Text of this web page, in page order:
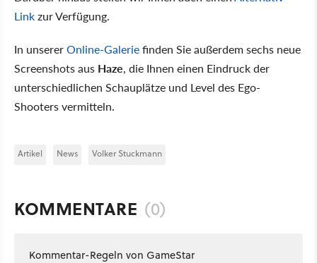
Linkzur Verfügung.
In unsererOnline-Galeriefinden Sie außerdem sechs neue
Screenshots aus Haze, die Ihnen einen Eindruck der
unterschiedlichen Schauplätze und Level des Ego-
Shooters vermitteln.
Artikel News Volker Stuckmann
KOMMENTARE (0)
Kommentar-Regeln von GameStar